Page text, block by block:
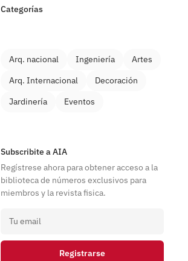
Categorías
Arq. nacional Ingeniería
Artes
Arq. Internacional
Decoración
Jardinería
Eventos
Subscribite a AIA
Regístrese ahora para obtener acceso a la
biblioteca de números exclusivos para
miembros y la revista fisica.